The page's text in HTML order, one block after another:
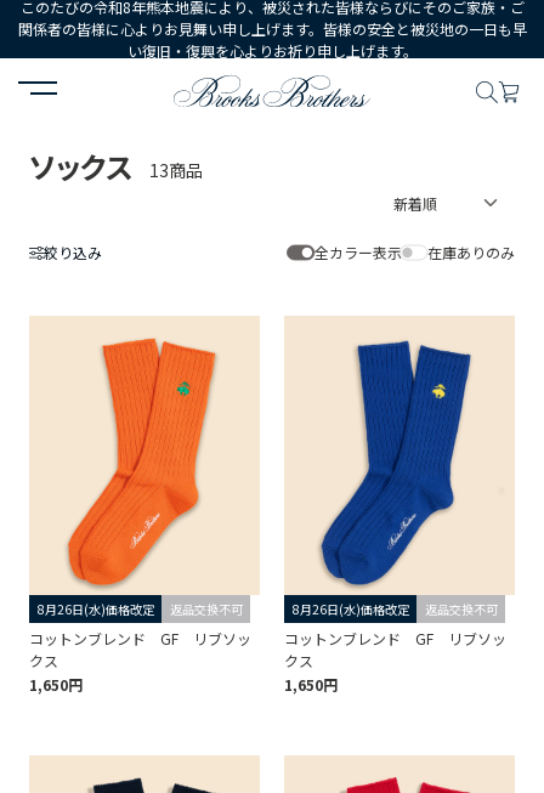
このたびの令和8年熊本地震により、被災された皆様ならびにそのご家族・ご
関係者の皆様に心よりお見舞い申し上げます。皆様の安全と被災地の一日も早
い復旧・復興を心よりお祈り申し上げます。
HOME シューズ・アクセサリー ソックス
ソックス 13商品
絞り込み 全カラー表示 在庫ありのみ
8月26日(水)価格改定 返品交換不可
コットンブレンド GF リブソッ
クス
1,650円
8月26日(水)価格改定 返品交換不可
コットンブレンド GF リブソッ
クス
1,650円